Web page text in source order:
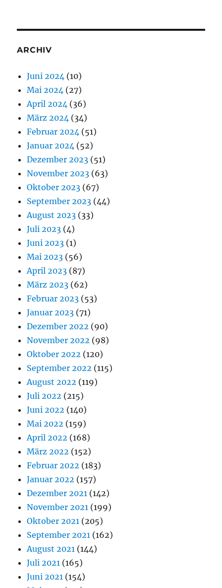
ARCHIV
Juni 2024 (10)
Mai 2024 (27)
April 2024 (36)
März 2024 (34)
Februar 2024 (51)
Januar 2024 (52)
Dezember 2023 (51)
November 2023 (63)
Oktober 2023 (67)
September 2023 (44)
August 2023 (33)
Juli 2023 (4)
Juni 2023 (1)
Mai 2023 (56)
April 2023 (87)
März 2023 (62)
Februar 2023 (53)
Januar 2023 (71)
Dezember 2022 (90)
November 2022 (98)
Oktober 2022 (120)
September 2022 (115)
August 2022 (119)
Juli 2022 (215)
Juni 2022 (140)
Mai 2022 (159)
April 2022 (168)
März 2022 (152)
Februar 2022 (183)
Januar 2022 (157)
Dezember 2021 (142)
November 2021 (199)
Oktober 2021 (205)
September 2021 (162)
August 2021 (144)
Juli 2021 (165)
Juni 2021 (154)